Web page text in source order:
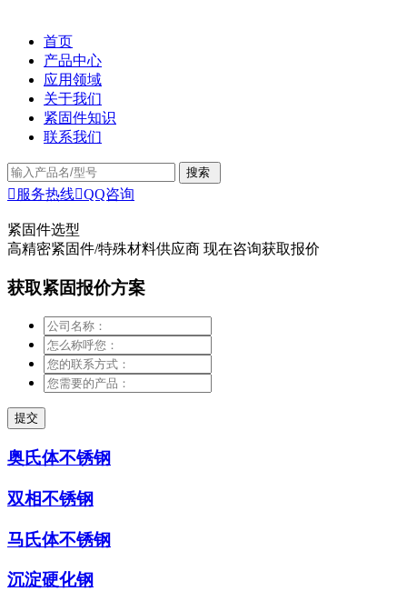
首页
产品中心
应用领域
关于我们
紧固件知识
联系我们
 服务热线QQ咨询
紧固件选型
高精密紧固件/特殊材料供应商 现在咨询获取报价
获取紧固报价方案
奥氏体不锈钢
双相不锈钢
马氏体不锈钢
沉淀硬化钢